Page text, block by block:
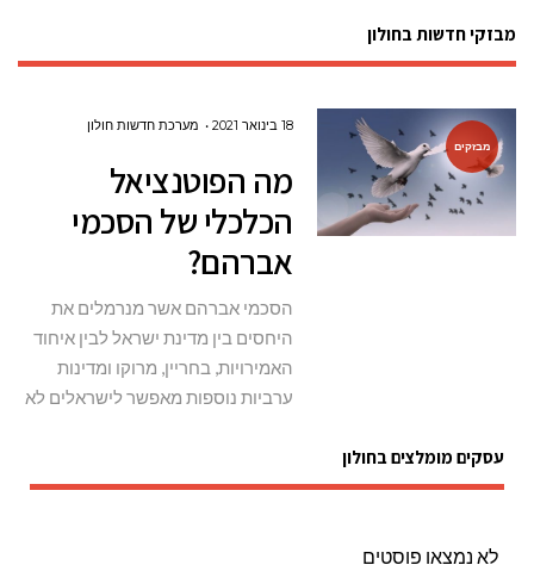
מבזקי חדשות בחולון
מבזקים
18 בינואר 2021 מערכת חדשות חולון
מה הפוטנציאל
הכלכלי של הסכמי
אברהם?
הסכמי אברהם אשר מנרמלים את
היחסים בין מדינת ישראל לבין איחוד
האמירויות, בחריין, מרוקו ומדינות
ערביות נוספות מאפשר לישראלים לא
עסקים מומלצים בחולון
לא נמצאו פוסטים